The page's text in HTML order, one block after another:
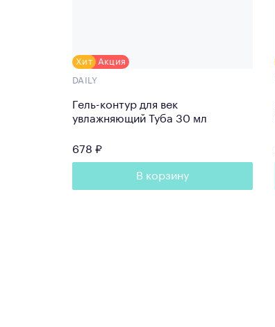
Хит Акция
DAILY
Гель-контур для век
увлажняющий Туба 30 мл
678 ₽
В корзину